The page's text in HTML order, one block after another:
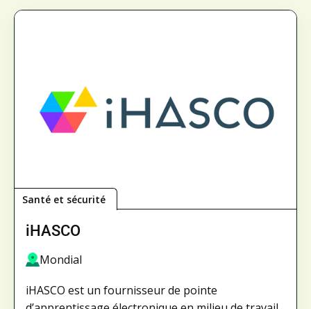
Santé et sécurité
iHASCO
Mondial
iHASCO est un fournisseur de pointe